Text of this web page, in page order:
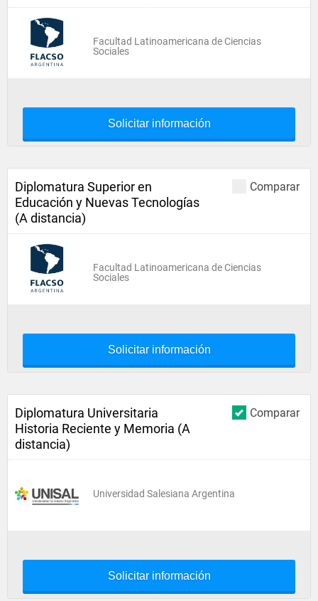
Facultad Latinoamericana de Ciencias
Sociales
Solicitar información
Comparar
Diplomatura Superior en
Educación y Nuevas Tecnologías
(A distancia)
Facultad Latinoamericana de Ciencias
Sociales
Solicitar información
Comparar
Diplomatura Universitaria
Historia Reciente y Memoria (A
distancia)
Universidad Salesiana Argentina
Solicitar información